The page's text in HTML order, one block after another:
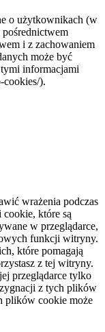
o użytkownikach (w
pośrednictwem
i z zachowaniem
może być
informacjami
cookies/).
wrażenia podczas
które są
w przeglądarce,
funkcji witryny.
które pomagają
z tej witryny.
przeglądarce tylko
z tych plików
plików cookie może